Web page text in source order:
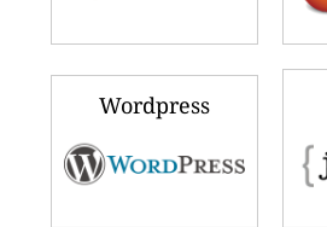
Wordpress